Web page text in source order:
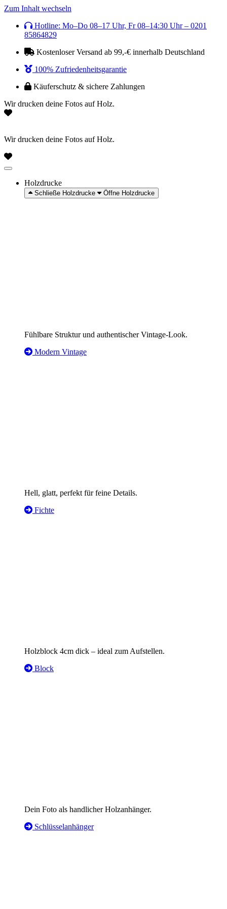
Zum Inhalt wechseln
Hotline: Mo–Do 08–17 Uhr, Fr 08–14:30 Uhr – 0201
85864829
Kostenloser Versand ab 99,-€ innerhalb Deutschland
100% Zufriedenheitsgarantie
Käuferschutz & sichere Zahlungen
Wir drucken deine Fotos auf Holz.
Wir drucken deine Fotos auf Holz.
Holzdrucke
Schließe Holzdrucke Öffne Holzdrucke
Fühlbare Struktur und authentischer Vintage-Look.
Modern Vintage
Hell, glatt, perfekt für feine Details.
Fichte
Holzblock 4cm dick – ideal zum Aufstellen.
Block
Dein Foto als handlicher Holzanhänger.
Schlüsselanhänger